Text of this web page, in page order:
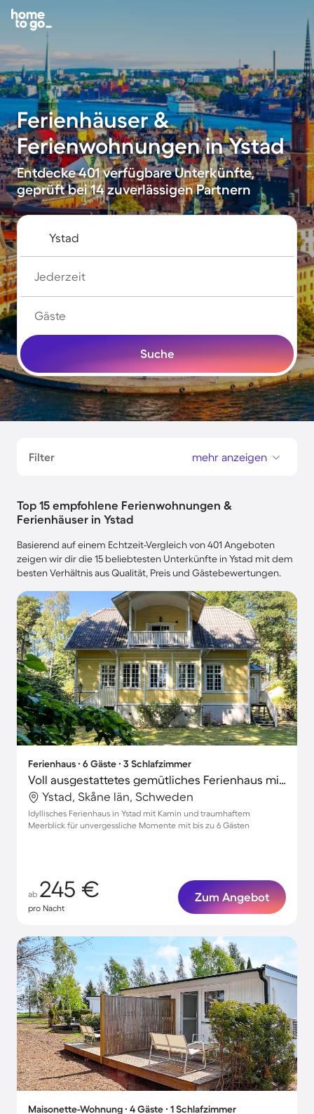
Ferienhäuser &
Ferienwohnungen in Ystad
Entdecke 401 verfügbare Unterkünfte,
geprüft bei 14 zuverlässigen Partnern
Jederzeit
Gäste
Suche
Filter mehr anzeigen
Top 15 empfohlene Ferienwohnungen &
Ferienhäuser in Ystad
Basierend auf einem Echtzeit-Vergleich von 401 Angeboten
zeigen wir dir die 15 beliebtesten Unterkünfte in Ystad mit dem
besten Verhältnis aus Qualität, Preis und Gästebewertungen.
Ferienhaus ∙ 6 Gäste ∙ 3 Schlafzimmer
Voll ausgestattetes gemütliches Ferienhaus mit Garten, Terrasse und Grill | Wasserblick | Strand in der Nähe | Ideal für Homeoffice
Ystad, Skåne län, Schweden
Idyllisches Ferienhaus in Ystad mit Kamin und traumhaftem
Meerblick für unvergessliche Momente mit bis zu 6 Gästen
ab 245 €
pro Nacht
Zum Angebot
Maisonette-Wohnung ∙ 4 Gäste ∙ 1 Schlafzimmer